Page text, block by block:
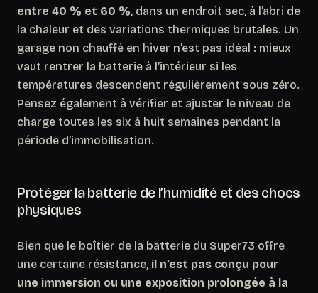
entre 40 % et 60 %, dans un endroit sec, à l’abri de
la chaleur et des variations thermiques brutales. Un
garage non chauffé en hiver n’est pas idéal : mieux
vaut rentrer la batterie à l’intérieur si les
températures descendent régulièrement sous zéro.
Pensez également à vérifier et ajuster le niveau de
charge toutes les six à huit semaines pendant la
période d’immobilisation.
Protéger la batterie de l’humidité et des chocs
physiques
Bien que le boîtier de la batterie du Super73 offre
une certaine résistance, il n’est pas conçu pour
une immersion ou une exposition prolongée à la